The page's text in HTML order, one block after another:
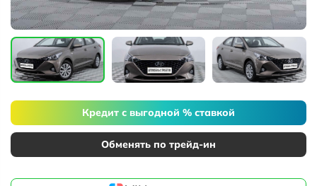
Кредит с выгодной % ставкой
Обменять по трейд-ин